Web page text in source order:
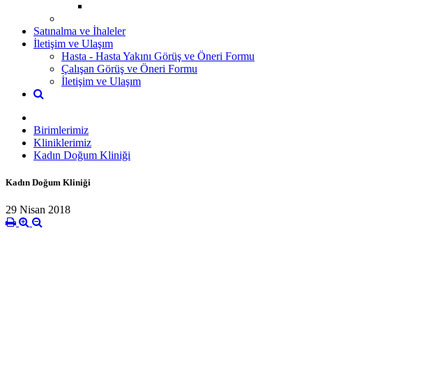
Satınalma ve İhaleler
İletişim ve Ulaşım
Hasta - Hasta Yakını Görüş ve Öneri Formu
Çalışan Görüş ve Öneri Formu
İletişim ve Ulaşım
Birimlerimiz
Kliniklerimiz
Kadın Doğum Kliniği
Kadın Doğum Kliniği
29 Nisan 2018